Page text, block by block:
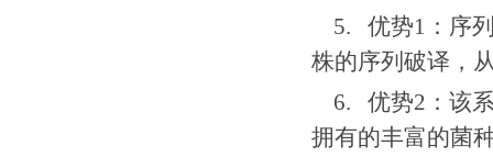
5. 优势1 ：序
株的序列破译，
6. 优势2 ：该
拥有的丰富的菌